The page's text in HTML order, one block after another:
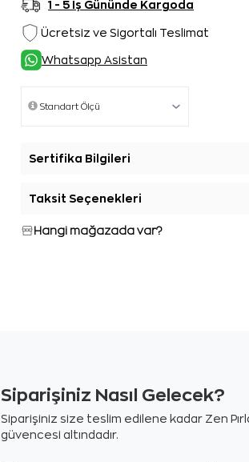
1 - 5 İş Gününde Kargoda
Ücretsiz ve Sigortalı Teslimat
Whatsapp Asistan
Sertifika Bilgileri
Taksit Seçenekleri
Hangi mağazada var?
Siparişiniz Nasıl Gelecek?
Siparişiniz size teslim edilene kadar Zen
güvencesi altındadır.